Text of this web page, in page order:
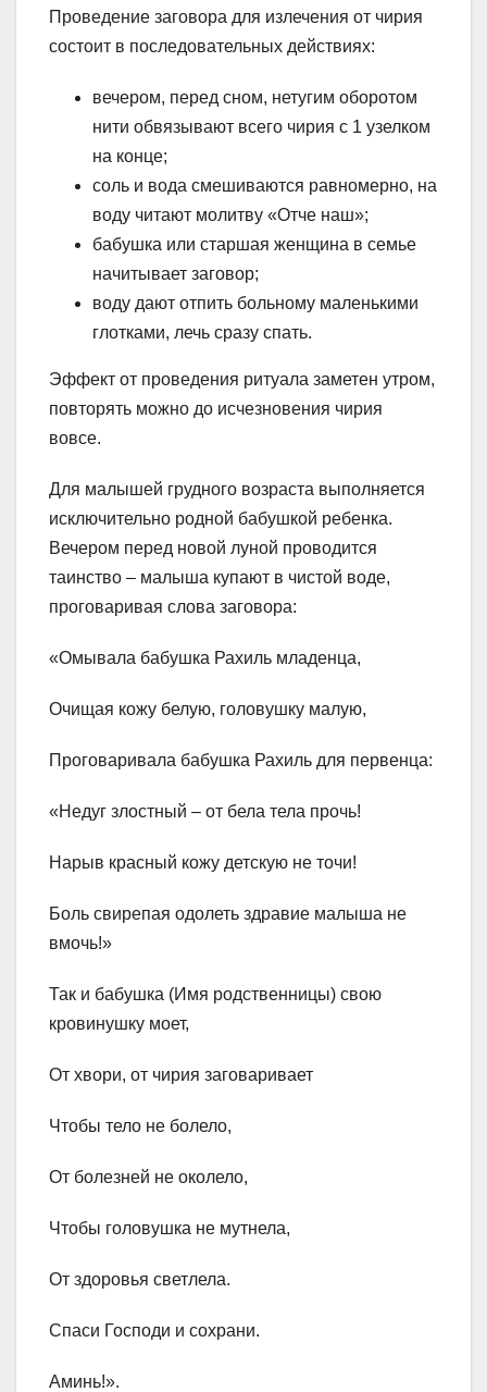
Проведение заговора для излечения от чирия
состоит в последовательных действиях:
вечером, перед сном, нетугим оборотом
нити обвязывают всего чирия с 1 узелком
на конце;
соль и вода смешиваются равномерно, на
воду читают молитву «Отче наш»;
бабушка или старшая женщина в семье
начитывает заговор;
воду дают отпить больному маленькими
глотками, лечь сразу спать.
Эффект от проведения ритуала заметен утром,
повторять можно до исчезновения чирия
вовсе.
Для малышей грудного возраста выполняется
исключительно родной бабушкой ребенка.
Вечером перед новой луной проводится
таинство – малыша купают в чистой воде,
проговаривая слова заговора:
«Омывала бабушка Рахиль младенца,
Очищая кожу белую, головушку малую,
Проговаривала бабушка Рахиль для первенца:
«Недуг злостный – от бела тела прочь!
Нарыв красный кожу детскую не точи!
Боль свирепая одолеть здравие малыша не
вмочь!»
Так и бабушка (Имя родственницы) свою
кровинушку моет,
От хвори, от чирия заговаривает
Чтобы тело не болело,
От болезней не околело,
Чтобы головушка не мутнела,
От здоровья светлела.
Спаси Господи и сохрани.
Аминь!».